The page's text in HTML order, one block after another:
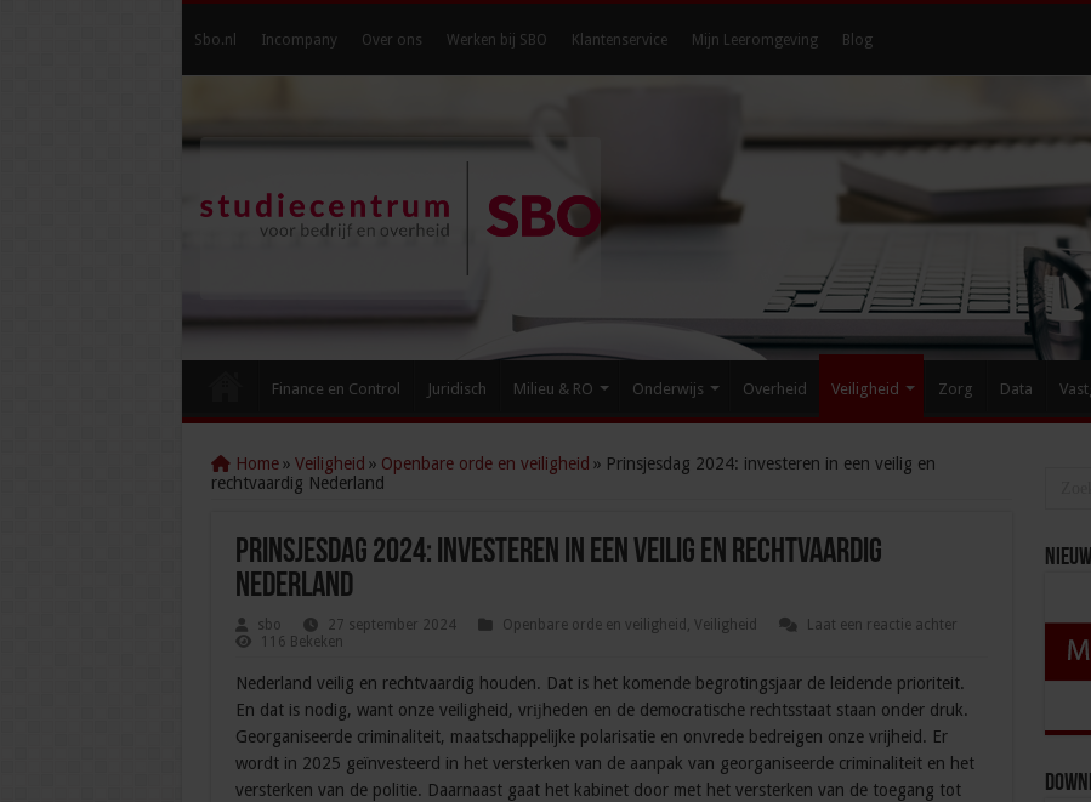
Sbo.nl Incompany Over ons Werken bij SBO Klantenservice Mijn Leeromgeving Blog
Finance en Control Juridisch Milieu & RO Onderwijs Overheid Veiligheid Zorg Data
Home » Veiligheid » Openbare orde en veiligheid » Prinsjesdag 2024: investeren in een veilig en
rechtvaardig Nederland
Prinsjesdag 2024: investeren in een veilig en rechtvaardig
Nederland
sbo 27 september 2024 Openbare orde en veiligheid , Veiligheid
Laat een reactie achter
116 Bekeken
Nederland veilig en rechtvaardig houden. Dat is het komende begrotingsjaar de leidende prioriteit.
En dat is nodig, want onze veiligheid, vrĳheden en de democratische rechtsstaat staan onder druk.
Georganiseerde criminaliteit, maatschappelijke polarisatie en onvrede bedreigen onze vrijheid. Er
wordt in 2025 geïnvesteerd in het versterken van de aanpak van georganiseerde criminaliteit en het
versterken van de politie. Daarnaast gaat het kabinet door met het versterken van de toegang tot